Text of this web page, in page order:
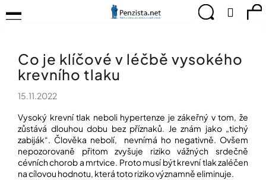
na
TIPY
PRO
ZDRAVÍ
CVIČÍME
PRO
RADOST
OBJEVUJTE
Hledat
Menu
Co je klíčové v léčbě vysokého
krevního tlaku
15.11.2022
Vysoký krevní tlak neboli hypertenze je zákeřný v tom, že
zůstává dlouhou dobu bez příznaků. Je znám jako „tichý
zabiják“. Člověka nebolí, nevnímá ho negativně. Ovšem
nepozorovaně přitom zvyšuje riziko vážných srdečně
cévních chorob a mrtvice. Proto musí být krevní tlak zaléčen
na cílovou hodnotu, která toto riziko významně eliminuje.
o
C
o
e
b
u